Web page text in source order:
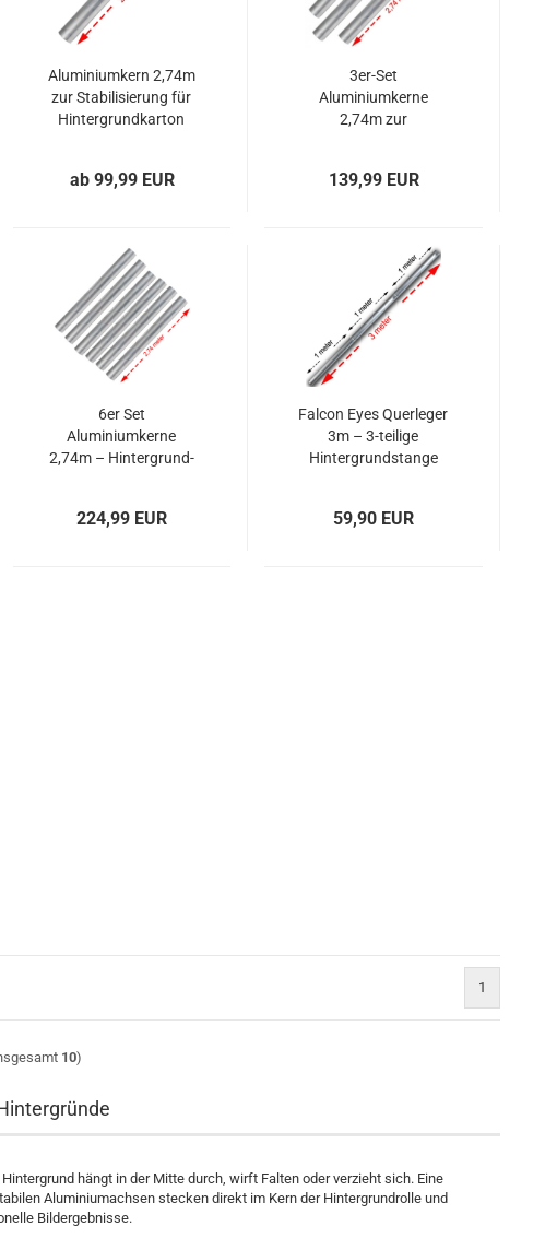
Aluminiumkern 2,74m
zur Stabilisierung für
Hintergrundkarton
ab 99,99 EUR
3er-Set
Aluminiumkerne
2,74m zur
Hintergrundrollen
139,99 EUR
6er Set
Aluminiumkerne
2,74m – Hintergrund-
224,99 EUR
Falcon Eyes Querleger
3m – 3-teilige
Hintergrundstange
59,90 EUR
1
10)
hängt in der Mitte durch, wirft Falten oder verzieht sich. Eine
Aluminiumachsen stecken direkt im Kern der Hintergrundrolle und
Bildergebnisse.